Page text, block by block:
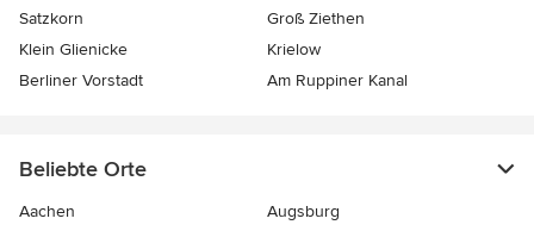
Satzkorn
Groß Ziethen
Klein Glienicke
Krielow
Berliner Vorstadt
Am Ruppiner Kanal
Beliebte Orte
Aachen
Augsburg